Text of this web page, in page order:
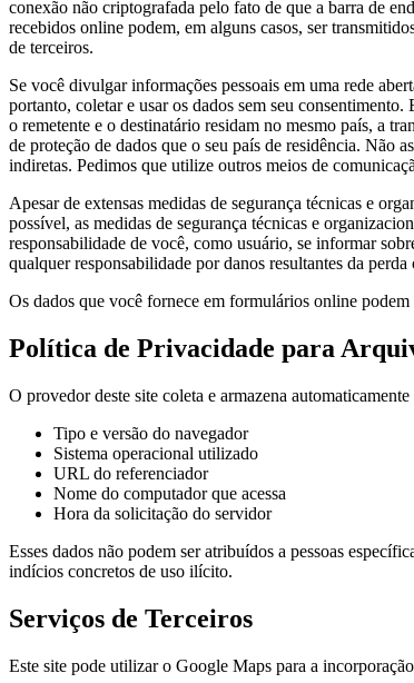
conexão não criptografada pelo fato de que a barra de
recebidos online podem, em alguns casos, ser
de terceiros.
Se você divulgar informações pessoais em uma rede
portanto, coletar e usar os dados sem seu
o remetente e o destinatário residam no mesmo país, a
de proteção de dados que o seu país de residência. Não
indiretas. Pedimos que utilize outros meios de
Apesar de extensas medidas de segurança técnicas e
possível, as medidas de segurança técnicas e
responsabilidade de você, como usuário, se informar
qualquer responsabilidade por danos resultantes da
Os dados que você fornece em formulários online podem
Política de Privacidade para
O provedor deste site coleta e armazena
Tipo e versão do navegador
Sistema operacional utilizado
URL do referenciador
Nome do computador que acessa
Hora da solicitação do servidor
Esses dados não podem ser atribuídos a pessoas
indícios concretos de uso ilícito.
Serviços de Terceiros
Este site pode utilizar o Google Maps para a